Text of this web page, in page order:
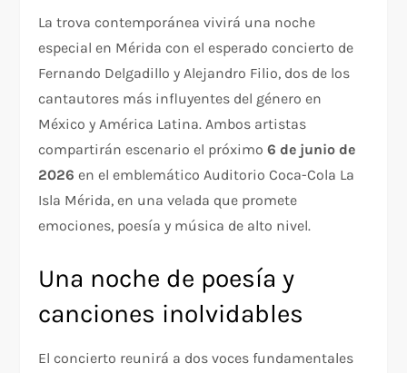
La trova contemporánea vivirá una noche
especial en Mérida con el esperado concierto de
Fernando Delgadillo y Alejandro Filio, dos de los
cantautores más influyentes del género en
México y América Latina. Ambos artistas
compartirán escenario el próximo6 de junio de
2026 en el emblemático Auditorio Coca-Cola La
Isla Mérida, en una velada que promete
emociones, poesía y música de alto nivel.
Una noche de poesía y
canciones inolvidables
El concierto reunirá a dos voces fundamentales